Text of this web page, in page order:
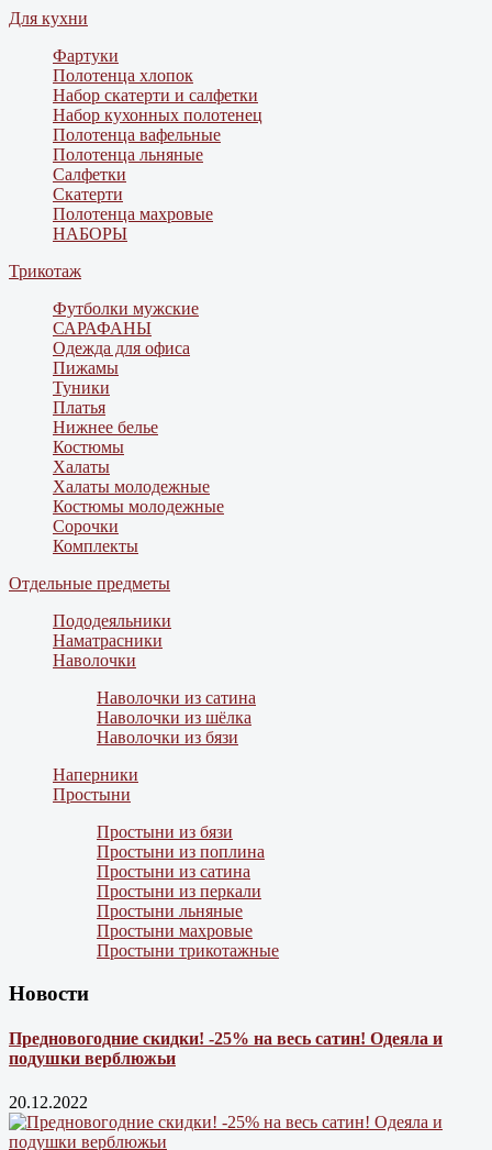
Для кухни
Фартуки
Полотенца хлопок
Набор скатерти и салфетки
Набор кухонных полотенец
Полотенца вафельные
Полотенца льняные
Салфетки
Скатерти
Полотенца махровые
НАБОРЫ
Трикотаж
Футболки мужские
САРАФАНЫ
Одежда для офиса
Пижамы
Туники
Платья
Нижнее белье
Костюмы
Халаты
Халаты молодежные
Костюмы молодежные
Сорочки
Комплекты
Отдельные предметы
Пододеяльники
Наматрасники
Наволочки
Наволочки из сатина
Наволочки из шёлка
Наволочки из бязи
Наперники
Простыни
Простыни из бязи
Простыни из поплина
Простыни из сатина
Простыни из перкали
Простыни льняные
Простыни махровые
Простыни трикотажные
Новости
Предновогодние скидки! -25% на весь сатин! Одеяла и
подушки верблюжьи
20.12.2022